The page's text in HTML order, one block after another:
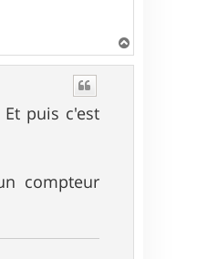
a
puis c'est
compteur